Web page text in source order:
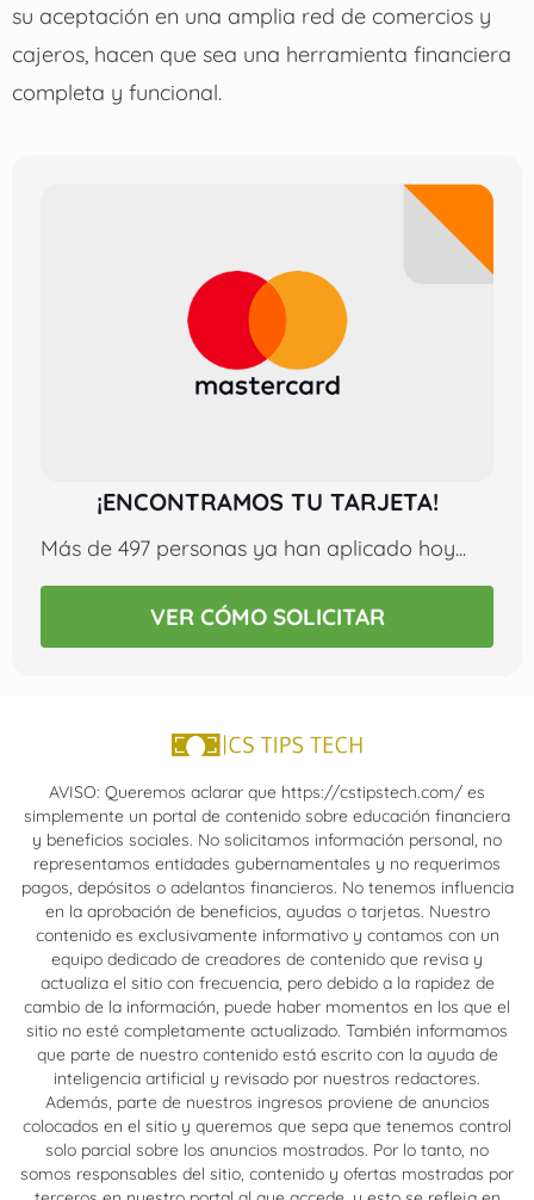
su aceptación en una amplia red de comercios y
cajeros, hacen que sea una herramienta financiera
completa y funcional.
¡ENCONTRAMOS TU TARJETA!
Más de 497 personas ya han aplicado hoy...
VER CÓMO SOLICITAR
AVISO: Queremos aclarar que https://cstipstech.com/ es
simplemente un portal de contenido sobre educación financiera
y beneficios sociales. No solicitamos información personal, no
representamos entidades gubernamentales y no requerimos
pagos, depósitos o adelantos financieros. No tenemos influencia
en la aprobación de beneficios, ayudas o tarjetas. Nuestro
contenido es exclusivamente informativo y contamos con un
equipo dedicado de creadores de contenido que revisa y
actualiza el sitio con frecuencia, pero debido a la rapidez de
cambio de la información, puede haber momentos en los que el
sitio no esté completamente actualizado. También informamos
que parte de nuestro contenido está escrito con la ayuda de
inteligencia artificial y revisado por nuestros redactores.
Además, parte de nuestros ingresos proviene de anuncios
colocados en el sitio y queremos que sepa que tenemos control
solo parcial sobre los anuncios mostrados. Por lo tanto, no
somos responsables del sitio, contenido y ofertas mostradas por